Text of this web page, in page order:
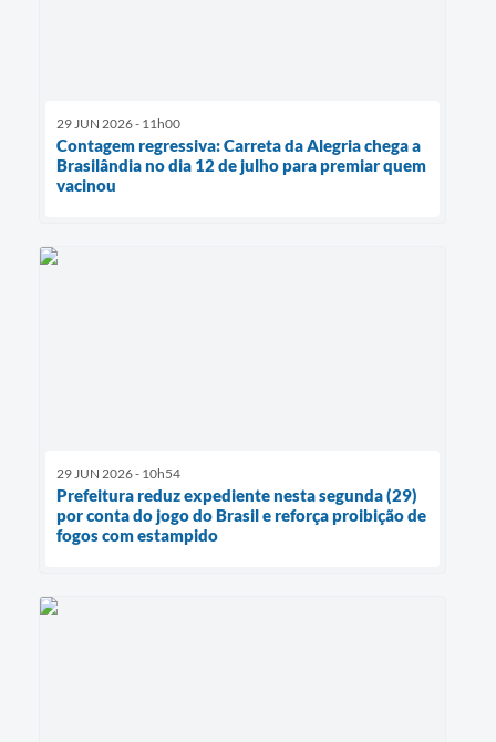
29 JUN 2026 - 11h00
Contagem regressiva: Carreta da Alegria chega a
Brasilândia no dia 12 de julho para premiar quem
vacinou
29 JUN 2026 - 10h54
Prefeitura reduz expediente nesta segunda (29)
por conta do jogo do Brasil e reforça proibição de
fogos com estampido